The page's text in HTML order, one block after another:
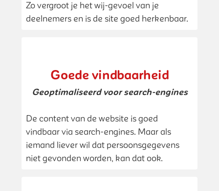
Zo vergroot je het wij-gevoel van je
deelnemers en is de site goed herkenbaar.
Goede vindbaarheid
Geoptimaliseerd voor search-engines
De content van de website is goed
vindbaar via search-engines. Maar als
iemand liever wil dat persoonsgegevens
niet gevonden worden, kan dat ook.